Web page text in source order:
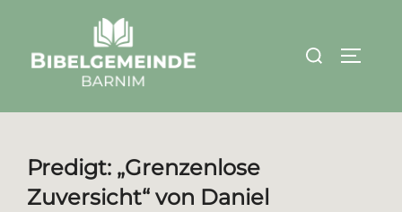
springen
Suchen
Predigt: „Grenzenlose
Zuversicht“ von Daniel